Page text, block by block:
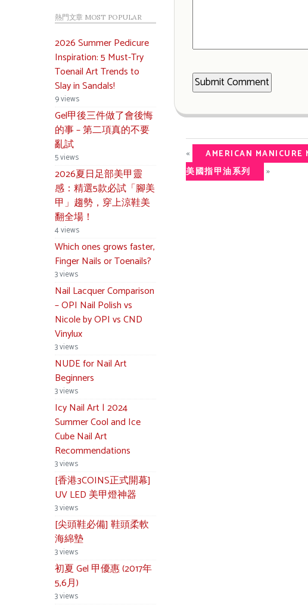
熱門文章 MOST POPULAR
2026 Summer Pedicure
Inspiration: 5 Must-Try
Toenail Art Trends to
Slay in Sandals!
9 views
Gel甲後三件做了會後悔
的事 – 第二項真的不要
亂試
5 views
2026夏日足部美甲靈
感：精選5款必試「腳美
甲」趨勢，穿上涼鞋美
翻全場！
4 views
Which ones grows faster,
Finger Nails or Toenails?
3 views
Nail Lacquer Comparison
– OPI Nail Polish vs
Nicole by OPI vs CND
Vinylux
3 views
NUDE for Nail Art
Beginners
3 views
Icy Nail Art | 2024
Summer Cool and Ice
Cube Nail Art
Recommendations
3 views
[香港3COINS正式開幕]
UV LED 美甲燈神器
3 views
[尖頭鞋必備] 鞋頭柔軟
海綿墊
3 views
初夏 Gel 甲優惠 (2017年
5,6月)
3 views
« AMERICAN
美國指甲油系列
»